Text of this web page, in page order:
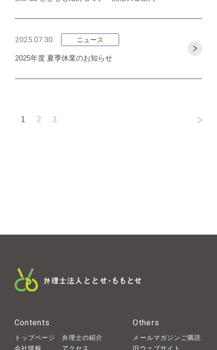
2025.07.30 ニュース
2025年度 夏季休業のお知らせ
1 2 3
Contents
トップページ
会社情報
弁理士の紹介
アクセス
Others
メールマガジンご購読
旧ウェブサイト